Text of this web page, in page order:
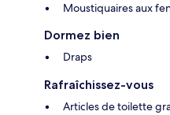
Moustiquaires aux
Dormez bien
Draps
Rafraîchissez-vous
Articles de toilette